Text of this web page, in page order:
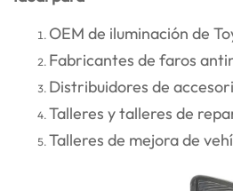
OEM de iluminación de
Fabricantes de faros
Distribuidores de
Talleres y talleres de
Talleres de mejora de